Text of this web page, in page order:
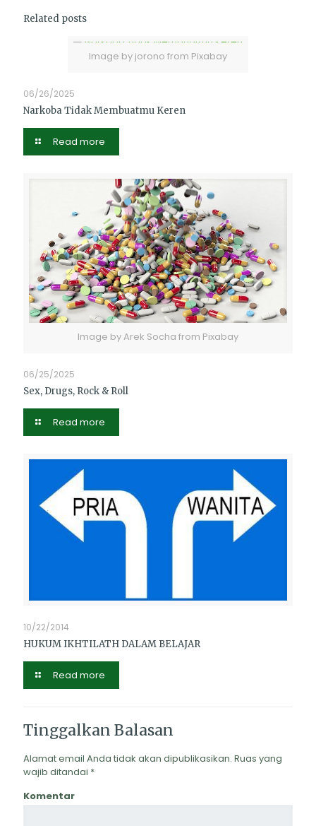
Related posts
Image by jorono from Pixabay
06/26/2025
Narkoba Tidak Membuatmu Keren
Read more
Image by Arek Socha from Pixabay
06/25/2025
Sex, Drugs, Rock & Roll
Read more
10/22/2014
HUKUM IKHTILATH DALAM BELAJAR
Read more
Tinggalkan Balasan
Alamat email Anda tidak akan dipublikasikan. Ruas yang
wajib ditandai *
Komentar